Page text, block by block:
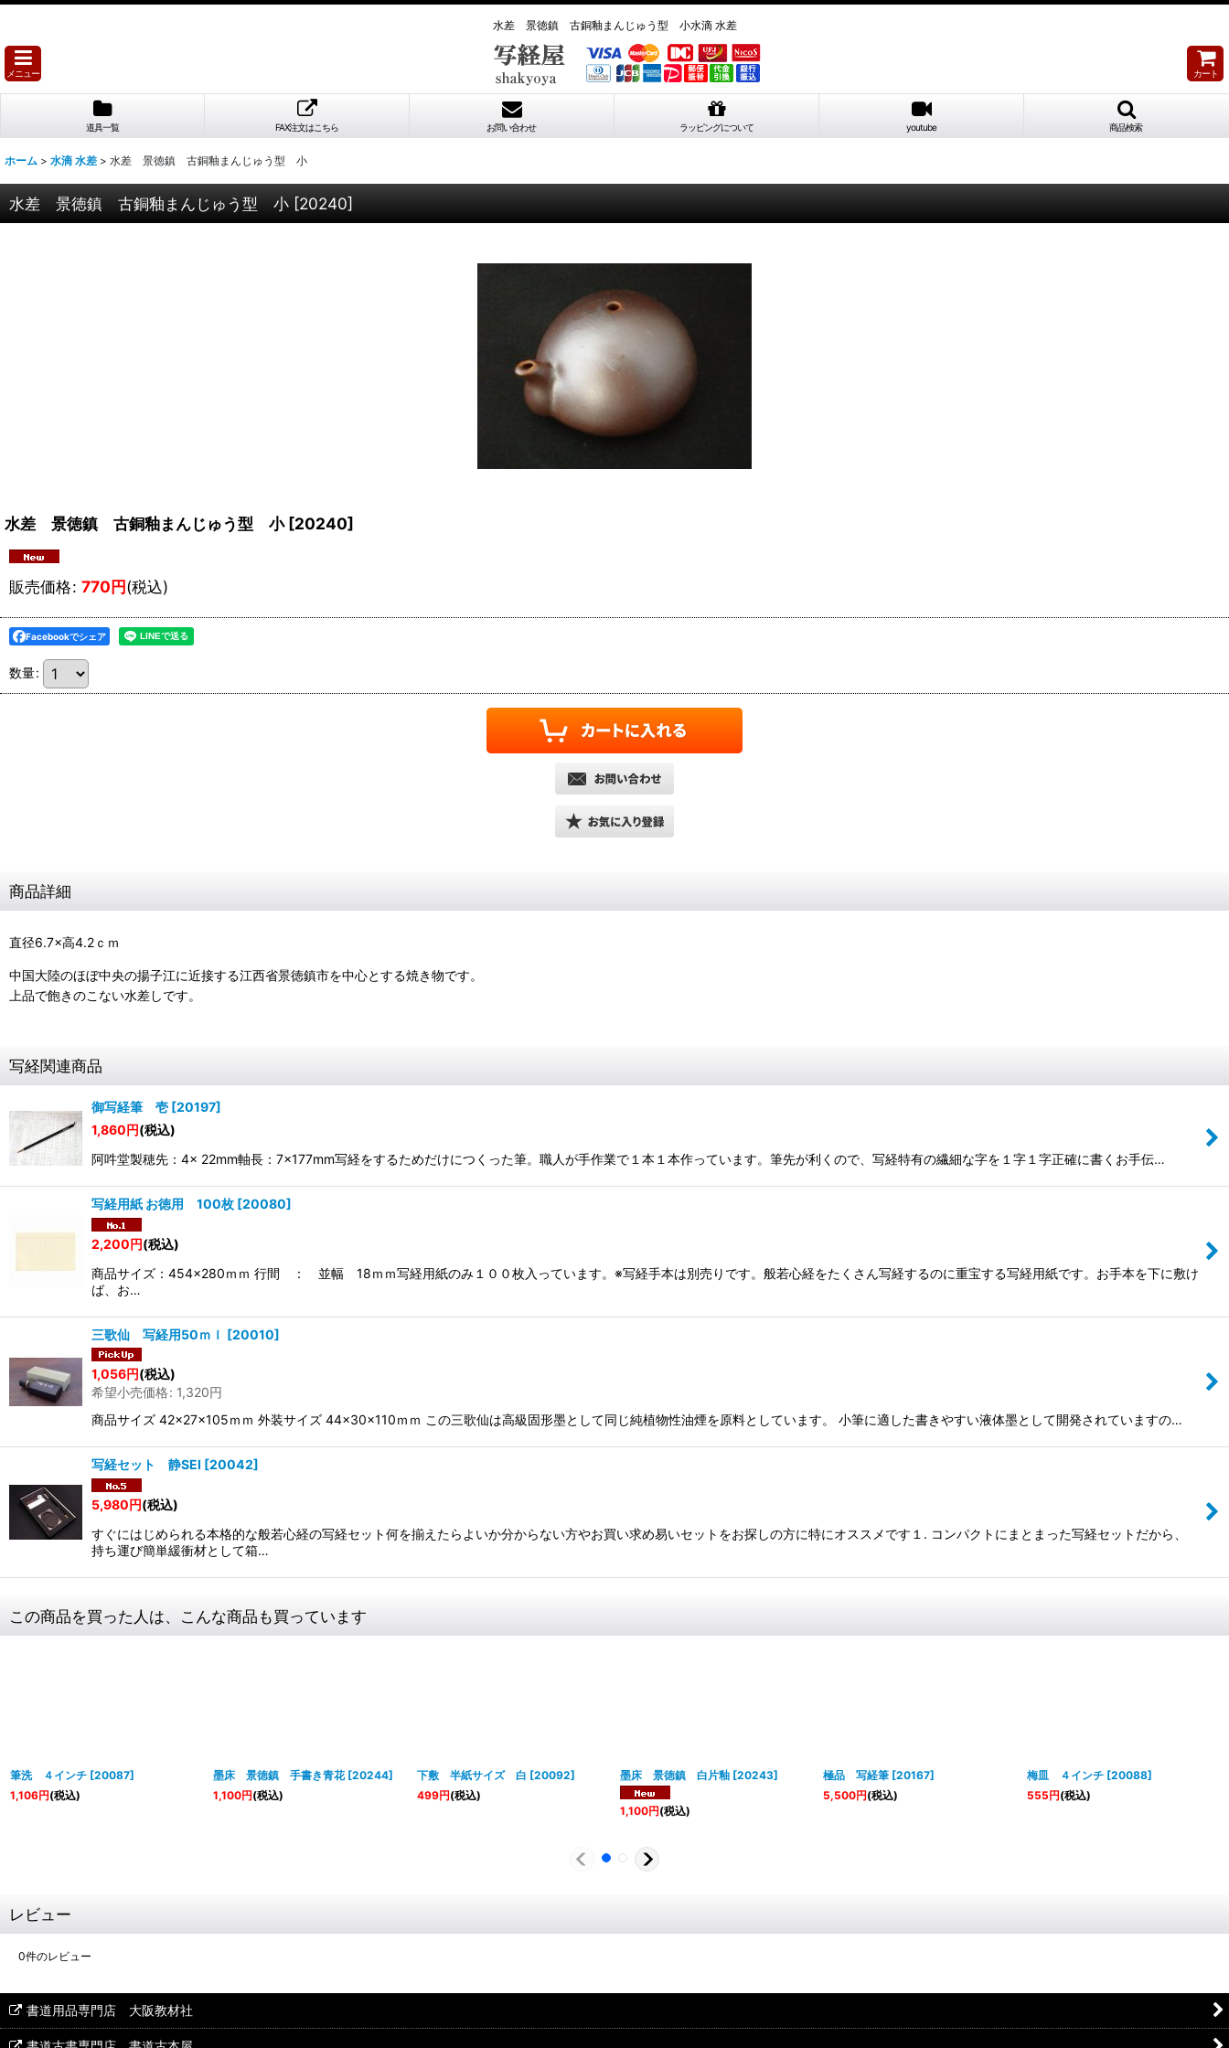
水差 景徳鎮 古銅釉まんじゅう型 小水滴 水差
メニュー カート
道具一覧 FAX注文はこちら お問い合わせ ラッピングについて youtube 商品検索
ホーム > 水滴 水差 > 水差 景徳鎮 古銅釉まんじゅう型 小
水差 景徳鎮 古銅釉まんじゅう型 小 [20240]
水差 景徳鎮 古銅釉まんじゅう型 小 [20240]
販売価格: 770円(税込)
Facebookでシェア
数量:
商品詳細
直径6.7×高4.2ｃｍ
中国大陸のほぼ中央の揚子江に近接する江西省景徳鎮市を中心とする焼き物です。
上品で飽きのこない水差しです。
写経関連商品
御写経筆 壱 [20197]
1,860円(税込)
阿吽堂製穂先：4× 22mm軸長：7×177mm写経をするためだけにつくった筆。職人が手作業で１本１本作っています。筆先が利くので、写経特有の繊細な字を１字１字正確に書くお手伝…
写経用紙 お徳用 100枚 [20080]
2,200円(税込)
商品サイズ：454×280ｍｍ 行間 ： 並幅 18ｍｍ写経用紙のみ１００枚入っています。※写経手本は別売りです。般若心経をたくさん写経するのに重宝する写経用紙です。お手本を下に敷け
ば、お…
三歌仙 写経用50ｍｌ [20010]
1,056円(税込)
希望小売価格: 1,320円
商品サイズ 42×27×105ｍｍ 外装サイズ 44×30×110ｍｍ この三歌仙は高級固形墨として同じ純植物性油煙を原料としています。 小筆に適した書きやすい液体墨として開発されていますの…
写経セット 静SEI [20042]
5,980円(税込)
すぐにはじめられる本格的な般若心経の写経セット何を揃えたらよいか分からない方やお買い求め易いセットをお探しの方に特にオススメです１. コンパクトにまとまった写経セットだから、
持ち運び簡単緩衝材として箱…
この商品を買った人は、こんな商品も買っています
筆洗 ４インチ [20087]
1,106円(税込)
墨床 景徳鎮 手書き青花 [20244]
1,100円(税込)
下敷 半紙サイズ 白 [20092]
499円(税込)
墨床 景徳鎮 白片釉 [20243]
1,100円(税込)
極品 写経筆 [20167]
5,500円(税込)
梅皿 ４インチ [20088]
555円(税込)
レビュー
0件のレビュー
書道用品専門店 大阪教材社